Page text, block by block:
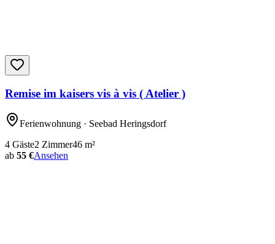
Remise im kaisers vis à vis ( Atelier )
Ferienwohnung · Seebad Heringsdorf
4 Gäste2 Zimmer46 m²
ab 55 €Ansehen